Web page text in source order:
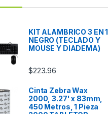
KIT ALAMBRICO 3 EN 1
NEGRO (TECLADO Y
MOUSE Y DIADEMA)
$223.96
Cinta Zebra Wax
2000, 3.27' x 83mm,
450 Metros, 1 Pieza